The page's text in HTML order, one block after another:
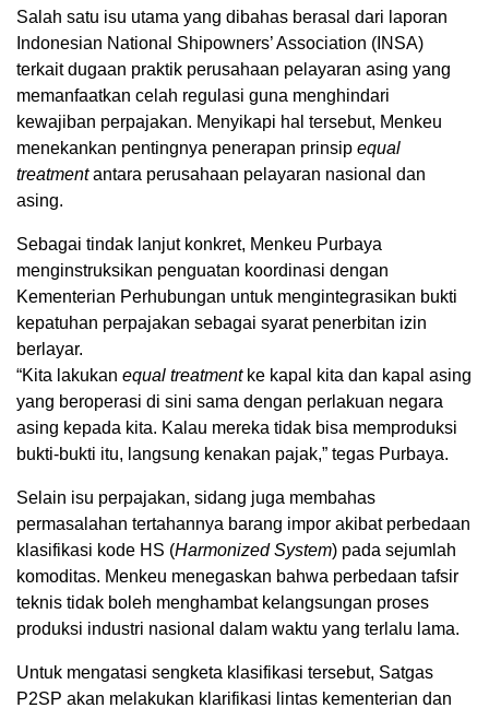
Salah satu isu utama yang dibahas berasal dari laporan
Indonesian National Shipowners’ Association (INSA)
terkait dugaan praktik perusahaan pelayaran asing yang
memanfaatkan celah regulasi guna menghindari
kewajiban perpajakan. Menyikapi hal tersebut, Menkeu
menekankan pentingnya penerapan prinsip equal
treatmentantara perusahaan pelayaran nasional dan
asing.
Sebagai tindak lanjut konkret, Menkeu Purbaya
menginstruksikan penguatan koordinasi dengan
Kementerian Perhubungan untuk mengintegrasikan bukti
kepatuhan perpajakan sebagai syarat penerbitan izin
berlayar.
“Kita lakukan equal treatmentke kapal kita dan kapal asing
yang beroperasi di sini sama dengan perlakuan negara
asing kepada kita. Kalau mereka tidak bisa memproduksi
bukti-bukti itu, langsung kenakan pajak,” tegas Purbaya.
Selain isu perpajakan, sidang juga membahas
permasalahan tertahannya barang impor akibat perbedaan
klasifikasi kode HS (Harmonized System) pada sejumlah
komoditas. Menkeu menegaskan bahwa perbedaan tafsir
teknis tidak boleh menghambat kelangsungan proses
produksi industri nasional dalam waktu yang terlalu lama.
Untuk mengatasi sengketa klasifikasi tersebut, Satgas
P2SP akan melakukan klarifikasi lintas kementerian dan